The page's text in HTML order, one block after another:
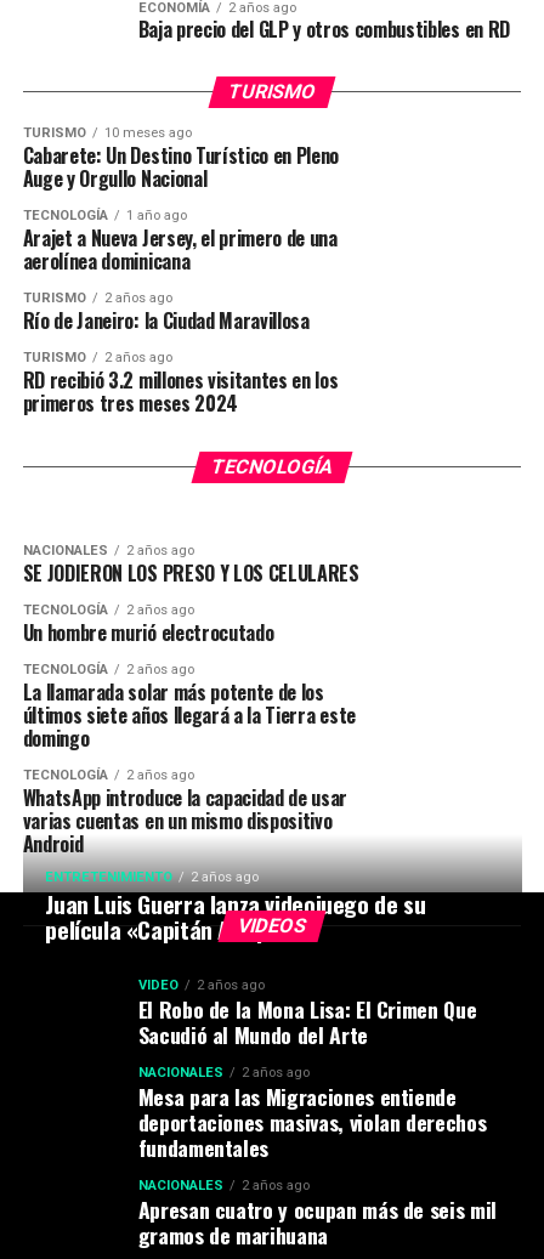
ECONOMÍA 2 años ago
Baja precio del GLP y otros combustibles en RD
TURISMO
TURISMO 10 meses ago
Cabarete: Un Destino Turístico en Pleno
Auge y Orgullo Nacional
TECNOLOGÍA 1 año ago
Arajet a Nueva Jersey, el primero de una
aerolínea dominicana
TURISMO 2 años ago
Río de Janeiro: la Ciudad Maravillosa
TURISMO 2 años ago
RD recibió 3.2 millones visitantes en los
primeros tres meses 2024
TECNOLOGÍA
Otro avión de Delta
Se cae WhatsApp; usuarios reportan fallas
también en Facebook e Instagram
NACIONALES 2 años ago
SE JODIERON LOS PRESO Y LOS CELULARES
TECNOLOGÍA 2 años ago
Un hombre murió electrocutado
TECNOLOGÍA 2 años ago
La llamarada solar más potente de los
últimos siete años llegará a la Tierra este
domingo
TECNOLOGÍA 2 años ago
WhatsApp introduce la capacidad de usar
varias cuentas en un mismo dispositivo
Android
VIDEOS
ENTRETENIMIENTO 2 años ago
Juan Luis Guerra lanza videojuego de su
película «Capitán Avispa»
VIDEO 2 años ago
El Robo de la Mona Lisa: El Crimen Que
Sacudió al Mundo del Arte
NACIONALES 2 años ago
Mesa para las Migraciones entiende
deportaciones masivas, violan derechos
fundamentales
NACIONALES 2 años ago
Apresan cuatro y ocupan más de seis mil
gramos de marihuana